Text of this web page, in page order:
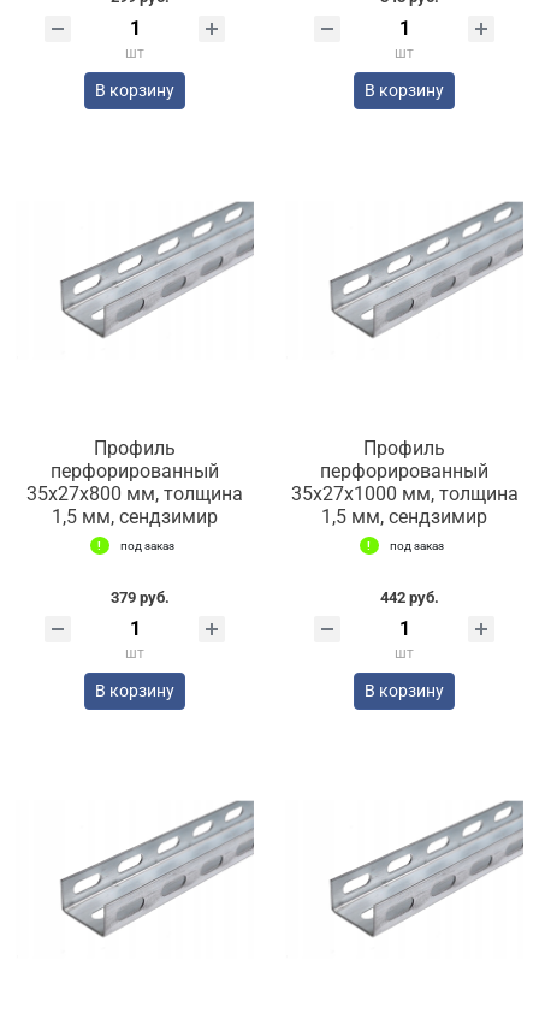
шт
В корзину
шт
В корзину
Профиль
перфорированный
35х27х800 мм, толщина
1,5 мм, сендзимир
под заказ
379 руб.
шт
В корзину
Профиль
перфорированный
35х27х1000 мм, толщина
1,5 мм, сендзимир
под заказ
442 руб.
шт
В корзину